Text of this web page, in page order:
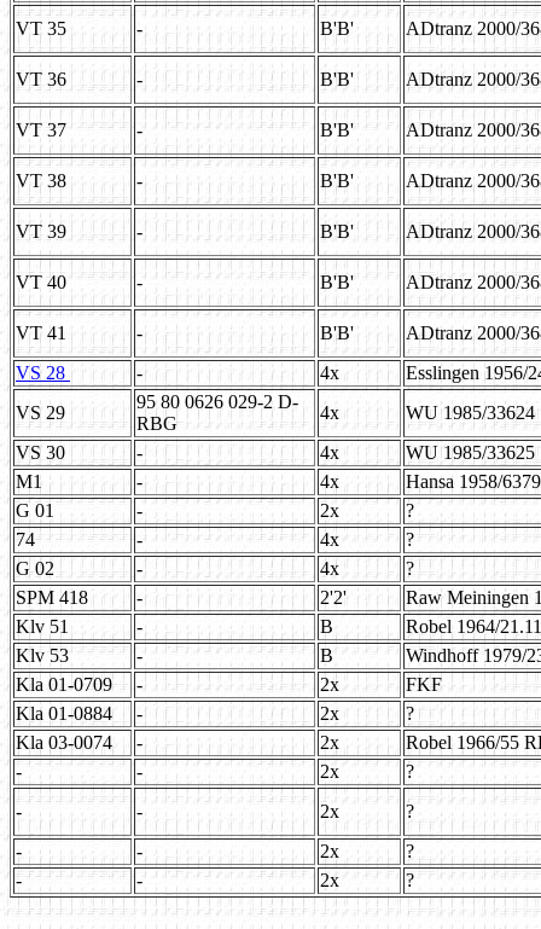
VT 35 - B'B' ADtranz 2000/
VT 36 - B'B' ADtranz 2000/
VT 37 - B'B' ADtranz 2000/
VT 38 - B'B' ADtranz 2000/
VT 39 - B'B' ADtranz 2000/
VT 40 - B'B' ADtranz 2000/
VT 41 - B'B'
ADtranz 2000/
VS 28
- 4x
Esslingen 1956/
VS 29
95 80 0626 029-2 D-
RBG
4x
WU 1985/33624
VS 30
- 4x
WU 1985/33625
M1
- 4x
Hansa 1958/6379
G 01
- 2x
?
74
- 4x
?
G 02
- 4x
?
SPM 418
- 2'2'
Raw Meiningen
Klv 51
- B
Robel 1964/
Klv 53
- B
Windhoff 1979/
Kla 01-0709
- 2x
FKF
Kla 01-0884
- 2x
?
Kla 03-0074
- 2x
Robel 1966/55
-
- 2x
?
-
- 2x
?
-
- 2x
?
-
- 2x ?